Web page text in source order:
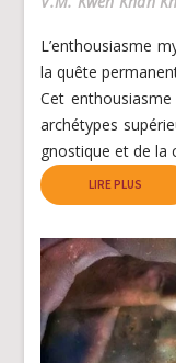
L’enthousiasme
la quête
Cet
archétypes
gnostique et de la
LIRE PLUS